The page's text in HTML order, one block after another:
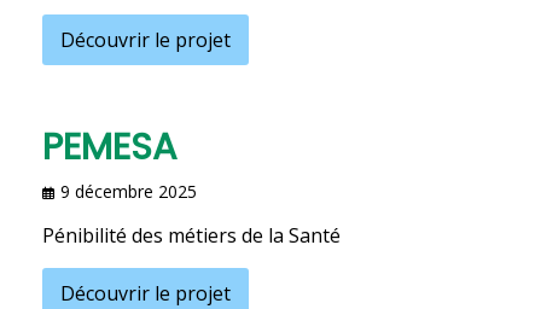
Découvrir le projet
PEMESA
9 décembre 2025
Pénibilité des métiers de la Santé
Découvrir le projet